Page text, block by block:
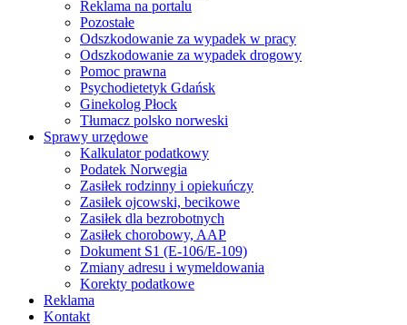
Reklama na portalu
Pozostałe
Odszkodowanie za wypadek w pracy
Odszkodowanie za wypadek drogowy
Pomoc prawna
Psychodietetyk Gdańsk
Ginekolog Płock
Tłumacz polsko norweski
Sprawy urzędowe
Kalkulator podatkowy
Podatek Norwegia
Zasiłek rodzinny i opiekuńczy
Zasiłek ojcowski, becikowe
Zasiłek dla bezrobotnych
Zasiłek chorobowy, AAP
Dokument S1 (E-106/E-109)
Zmiany adresu i wymeldowania
Korekty podatkowe
Reklama
Kontakt